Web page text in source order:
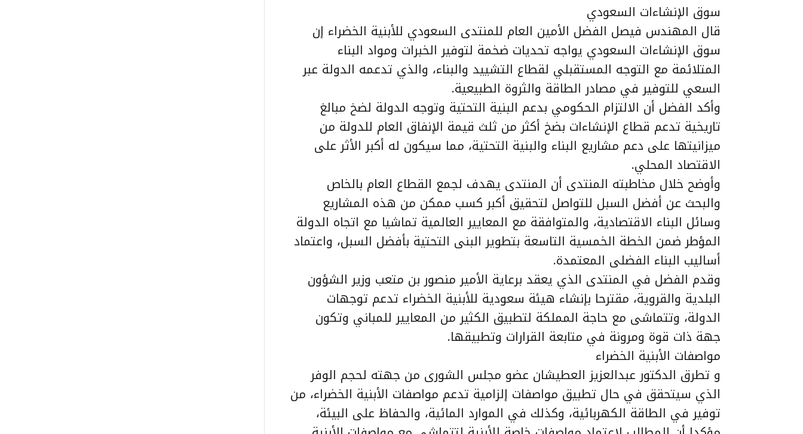
سوق الإنشاءات السعودي
قال المهندس فيصل الفضل الأمين العام للمنتدى السعودي للأبنية الخضراء إن
سوق الإنشاءات السعودي يواجه تحديات ضخمة لتوفير الخبرات ومواد البناء
المتلائمة مع التوجه المستقبلي لقطاع التشييد والبناء، والذي تدعمه الدولة عبر
السعي للتوفير في مصادر الطاقة والثروة الطبيعية.
وأكد الفضل أن الالتزام الحكومي بدعم البنية التحتية وتوجه الدولة لضخ مبالغ
تاريخية تدعم قطاع الإنشاءات بضخ أكثر من ثلث قيمة الإنفاق العام للدولة من
ميزانيتها على دعم مشاريع البناء والبنية التحتية، مما سيكون له أكبر الأثر على
الاقتصاد المحلي.
وأوضح خلال مخاطبته المنتدى أن المنتدى يهدف لجمع القطاع العام بالخاص
والبحث عن أفضل السبل للتواصل لتحقيق أكبر كسب ممكن من هذه المشاريع
وسائل البناء الاقتصادية، والمتوافقة مع المعايير العالمية تماشيا مع اتجاه الدولة
المؤطر ضمن الخطة الخمسية التاسعة بتطوير البنى التحتية بأفضل السبل، واعتماد
أساليب البناء الفضلى المعتمدة.
وقدم الفضل في المنتدى الذي يعقد برعاية الأمير منصور بن متعب وزير الشؤون
البلدية والقروية، مقترحا بإنشاء هيئة سعودية للأبنية الخضراء تدعم توجهات
الدولة، وتتماشى مع حاجة المملكة لتطبيق الكثير من المعايير للمباني وتكون
جهة ذات قوة ومرونة في متابعة القرارات وتطبيقها.
مواصفات الأبنية الخضراء
و تطرق الدكتور عبدالعزيز العطيشان عضو مجلس الشورى من جهته لحجم الوفر
الذي سيتحقق في حال تطبيق مواصفات إلزامية تدعم مواصفات الأبنية الخضراء، من
توفير في الطاقة الكهربائية، وكذلك في الموارد المائية، والحفاظ على البيئة،